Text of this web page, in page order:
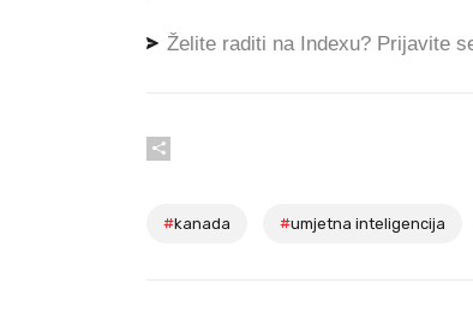
Želite raditi na Indexu? Prijavite
#kanada #umjetna inteligencija